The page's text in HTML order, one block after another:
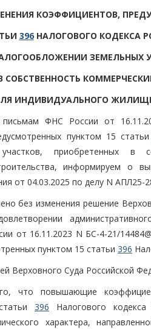
КОЭФФИЦИЕНТОВ,
396НАЛОГОВОГО КОДЕКСА
ЗЕМЕЛЬНЫХ
СОБСТВЕННОСТЬ
ИНДИВИДУАЛЬНОГО
ФНС России от
пунктом 15
приобретенных в
информируем о
от 04.03.2025 по делу N АПЛ25-
без изменения решение
от 16.11.2023 N БС-4-21/
пунктом 15 статьи 396
Верховного Суда Российской
что повышающие
396 Налогового
характера,